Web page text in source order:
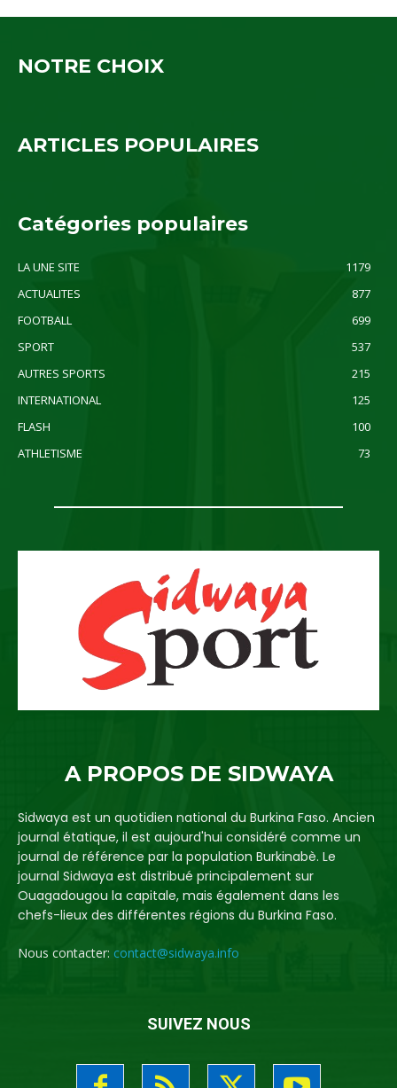
NOTRE CHOIX
ARTICLES POPULAIRES
Catégories populaires
LA UNE SITE
1179
ACTUALITES
877
FOOTBALL
699
SPORT
537
AUTRES SPORTS
215
INTERNATIONAL
125
FLASH
100
ATHLETISME
73
A PROPOS DE SIDWAYA
Sidwaya est un quotidien national du Burkina Faso. Ancien
journal étatique, il est aujourd'hui considéré comme un
journal de référence par la population Burkinabè. Le
journal Sidwaya est distribué principalement sur
Ouagadougou la capitale, mais également dans les
chefs-lieux des différentes régions du Burkina Faso.
Nous contacter: contact@sidwaya.info
SUIVEZ NOUS